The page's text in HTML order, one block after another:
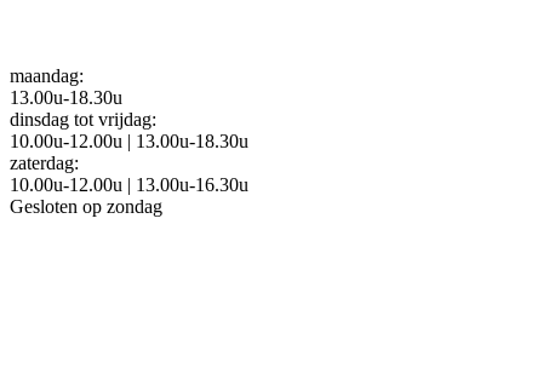
maandag:
13.00u-18.30u
dinsdag tot vrijdag:
10.00u-12.00u | 13.00u-18.30u
zaterdag:
10.00u-12.00u | 13.00u-16.30u
Gesloten op zondag